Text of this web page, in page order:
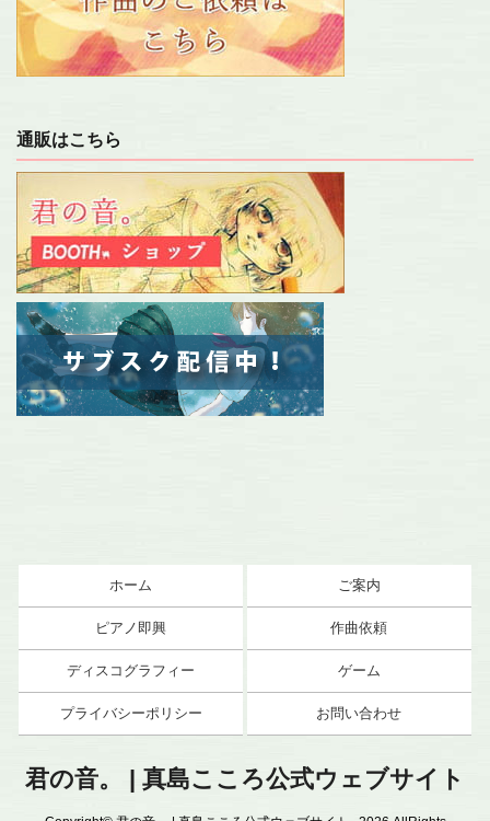
通販はこちら
ホーム ご案内
ピアノ即興 作曲依頼
ディスコグラフィー ゲーム
プライバシーポリシー お問い合わせ
君の音。 | 真島こころ公式ウェブサイト